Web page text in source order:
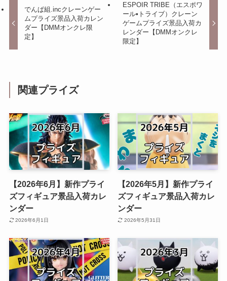
でんぱ組.incクレーンゲー
ムプライズ景品入荷カレン
ダー【DMMオンクレ限
定】
ESPOIR TRIBE（エスポワ
ール•トライブ）クレーン
ゲームプライズ景品入荷カ
レンダー【DMMオンクレ
限定】
関連プライズ
【2026年6月】新作プライ
ズフィギュア景品入荷カレ
ンダー
2026年6月1日
【2026年5月】新作プライ
ズフィギュア景品入荷カレ
ンダー
2026年5月31日